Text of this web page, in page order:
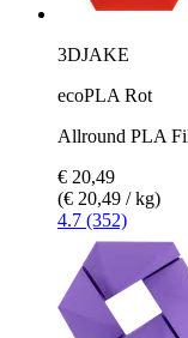
3DJAKE
ecoPLA Rot
Allround PLA
€ 20,49
(€ 20,49 / kg)
4.7 (352)